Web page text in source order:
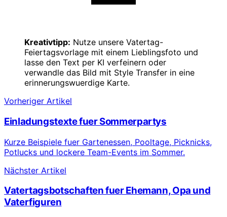
Kreativtipp: Nutze unsere Vatertag-
Feiertagsvorlage mit einem Lieblingsfoto und
lasse den Text per KI verfeinern oder
verwandle das Bild mit Style Transfer in eine
erinnerungswuerdige Karte.
Vorheriger Artikel
Einladungstexte fuer Sommerpartys
Kurze Beispiele fuer Gartenessen, Pooltage, Picknicks,
Potlucks und lockere Team-Events im Sommer.
Nächster Artikel
Vatertagsbotschaften fuer Ehemann, Opa und
Vaterfiguren